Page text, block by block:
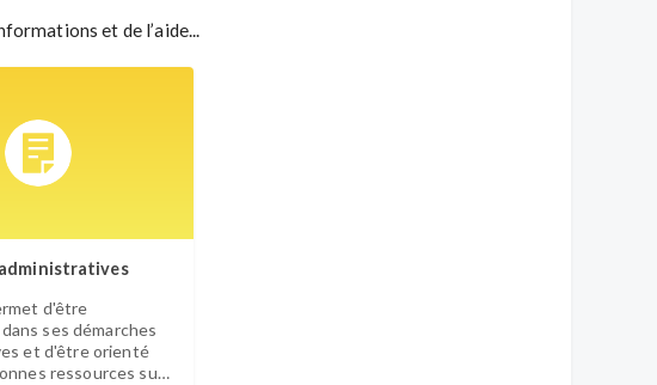
et de l’aide...
d'être
ses démarches
et d'être orienté
ressources sur